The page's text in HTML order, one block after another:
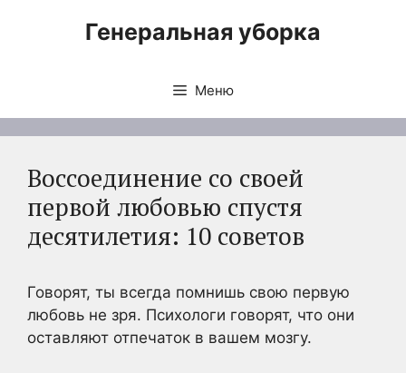
Генеральная уборка
Меню
Воссоединение со своей
первой любовью спустя
десятилетия: 10 советов
Говорят, ты всегда помнишь свою первую
любовь не зря. Психологи говорят, что они
оставляют отпечаток в вашем мозгу.